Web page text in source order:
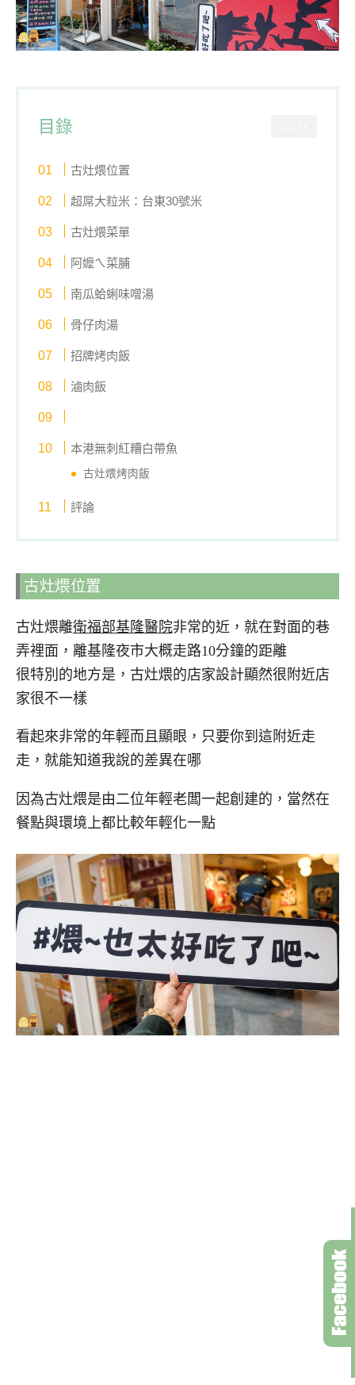
目錄
古灶煨位置
超屌大粒米：台東30號米
古灶煨菜單
阿嬤ㄟ菜脯
南瓜蛤蜊味噌湯
骨仔肉湯
招牌烤肉飯
滷肉飯
本港無刺紅糟白帶魚
古灶煨烤肉飯
評論
古灶煨位置
古灶煨離衛福部基隆醫院非常的近，就在對面的巷
弄裡面，離基隆夜市大概走路10分鐘的距離
很特別的地方是，古灶煨的店家設計顯然很附近店
家很不一樣
看起來非常的年輕而且顯眼，只要你到這附近走
走，就能知道我說的差異在哪
因為古灶煨是由二位年輕老闆一起創建的，當然在
餐點與環境上都比較年輕化一點